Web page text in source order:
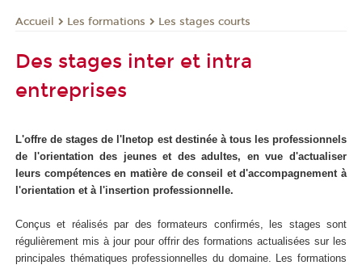
Accueil Les formations Les stages courts
Des stages inter et intra
entreprises
L'offre de stages de l'Inetop est destinée à tous les professionnels
de l'orientation des jeunes et des adultes, en vue d'actualiser
leurs compétences en matière de conseil et d'accompagnement à
l'orientation et à l'insertion professionnelle.
Conçus et réalisés par des formateurs confirmés, les stages sont
régulièrement mis à jour pour offrir des formations actualisées sur les
principales thématiques professionnelles du domaine. Les formations